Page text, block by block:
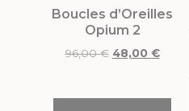
Boucles d’Oreilles
Opium 2
96,00€ 48,00 €